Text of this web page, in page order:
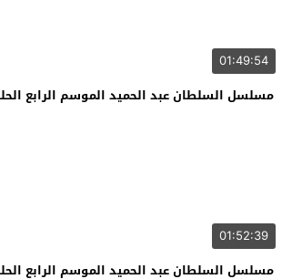
01:49:54
مسلسل السلطان عبد الحميد الموسم الرابع
01:52:39
مسلسل السلطان عبد الحميد الموسم الرابع